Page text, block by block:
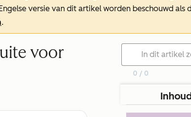
versie van dit artikel worden beschouwd als
.
voor
0 / 0